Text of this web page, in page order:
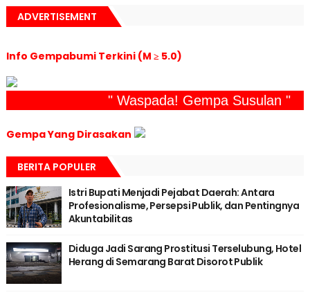
ADVERTISEMENT
Info Gempabumi Terkini (M ≥ 5.0)
" Waspada! Gempa Susulan "
Gempa Yang Dirasakan
BERITA POPULER
Istri Bupati Menjadi Pejabat Daerah: Antara
Profesionalisme, Persepsi Publik, dan Pentingnya
Akuntabilitas
Diduga Jadi Sarang Prostitusi Terselubung, Hotel
Herang di Semarang Barat Disorot Publik